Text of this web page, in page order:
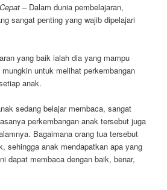
– Dalam dunia pembelajaran,
sangat penting yang wajib dipelajari
yang baik ialah dia yang mampu
untuk melihat perkembangan
anak.
sedang belajar membaca, sangat
perkembangan anak tersebut juga
Bagaimana orang tua tersebut
sehingga anak mendapatkan apa yang
dapat membaca dengan baik, benar,